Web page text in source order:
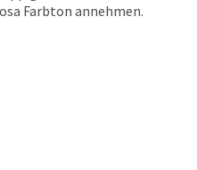
Farbton annehmen.